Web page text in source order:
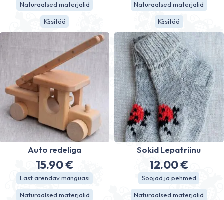
12.80 €
through
15.90 €
Naturaalsed materjalid
Käsitöö
Naturaalsed materjalid
Käsitöö
Auto redeliga
15.90€
Last arendav mänguasi
Naturaalsed materjalid
Sokid Lepatriinu
12.00€
Soojad ja pehmed
Naturaalsed materjalid